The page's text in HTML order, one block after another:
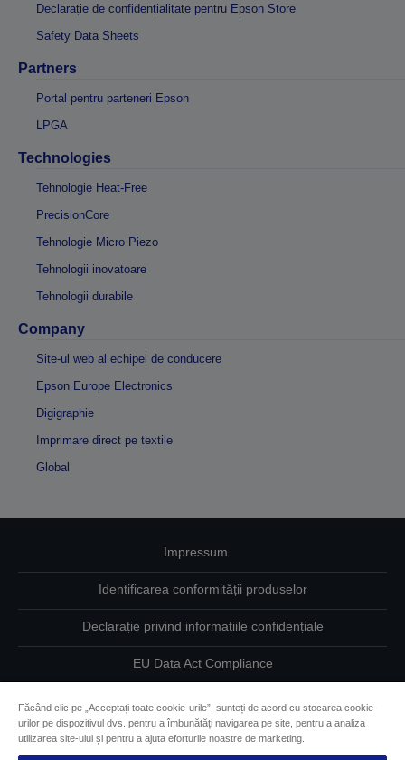
Declarație de confidențialitate pentru Epson Store
Safety Data Sheets
Partners
Portal pentru parteneri Epson
LPGA
Technologies
Tehnologie Heat-Free
PrecisionCore
Tehnologie Micro Piezo
Tehnologii inovatoare
Tehnologii durabile
Company
Site-ul web al echipei de conducere
Epson Europe Electronics
Digigraphie
Imprimare direct pe textile
Global
Impressum
Identificarea conformității produselor
Declarație privind informațiile confidențiale
EU Data Act Compliance
Informaţii despre modulele cookie
Făcând clic pe „Acceptați toate cookie-urile”, sunteți de acord cu stocarea cookie-
urilor pe dispozitivul dvs. pentru a îmbunătăți navigarea pe site, pentru a analiza
utilizarea site-ului și pentru a ajuta eforturile noastre de marketing.